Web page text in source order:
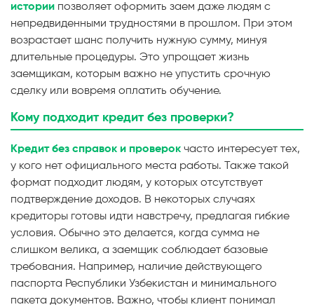
истории позволяет оформить заем даже людям с
непредвиденными трудностями в прошлом. При этом
возрастает шанс получить нужную сумму, минуя
длительные процедуры. Это упрощает жизнь
заемщикам, которым важно не упустить срочную
сделку или вовремя оплатить обучение.
Кому подходит кредит без проверки?
Кредит без справок и проверок часто интересует тех,
у кого нет официального места работы. Также такой
формат подходит людям, у которых отсутствует
подтверждение доходов. В некоторых случаях
кредиторы готовы идти навстречу, предлагая гибкие
условия. Обычно это делается, когда сумма не
слишком велика, а заемщик соблюдает базовые
требования. Например, наличие действующего
паспорта Республики Узбекистан и минимального
пакета документов. Важно, чтобы клиент понимал